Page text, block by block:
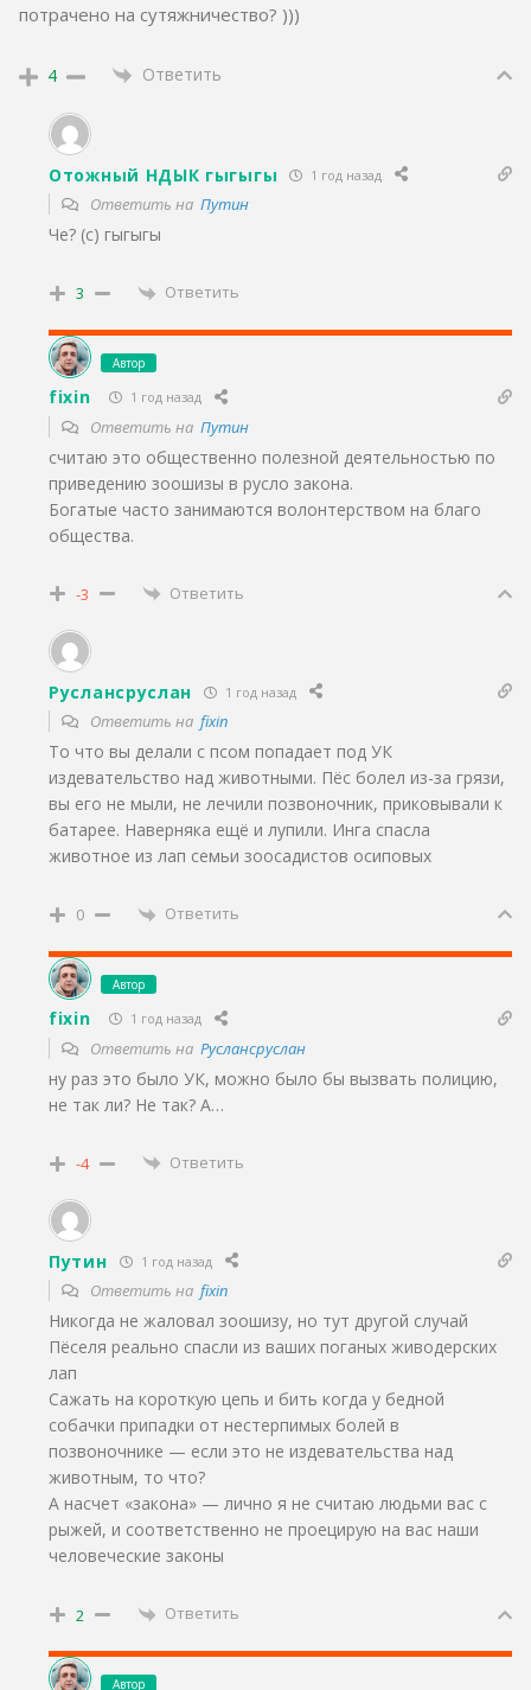
потрачено на сутяжничество? )))
4 Ответить
Отожный НДЫК гыгыгы 1 год назад
Ответить на Путин
Че? (с) гыгыгы
3 Ответить
Автор
fixin 1 год назад
Ответить на Путин
считаю это общественно полезной деятельностью по
приведению зоошизы в русло закона.
Богатые часто занимаются волонтерством на благо
общества.
-3 Ответить
Руслансруслан 1 год назад
Ответить на fixin
То что вы делали с псом попадает под УК
издевательство над животными. Пёс болел из-за грязи,
вы его не мыли, не лечили позвоночник, приковывали к
батарее. Наверняка ещё и лупили. Инга спасла
животное из лап семьи зоосадистов осиповых
0 Ответить
Автор
fixin 1 год назад
Ответить на Руслансруслан
ну раз это было УК, можно было бы вызвать полицию,
не так ли? Не так? А…
-4 Ответить
Путин 1 год назад
Ответить на fixin
Никогда не жаловал зоошизу, но тут другой случай
Пёселя реально спасли из ваших поганых живодерских
лап
Сажать на короткую цепь и бить когда у бедной
собачки припадки от нестерпимых болей в
позвоночнике — если это не издевательства над
животным, то что?
А насчет «закона» — лично я не считаю людьми вас с
рыжей, и соответственно не проецирую на вас наши
человеческие законы
2 Ответить
Автор